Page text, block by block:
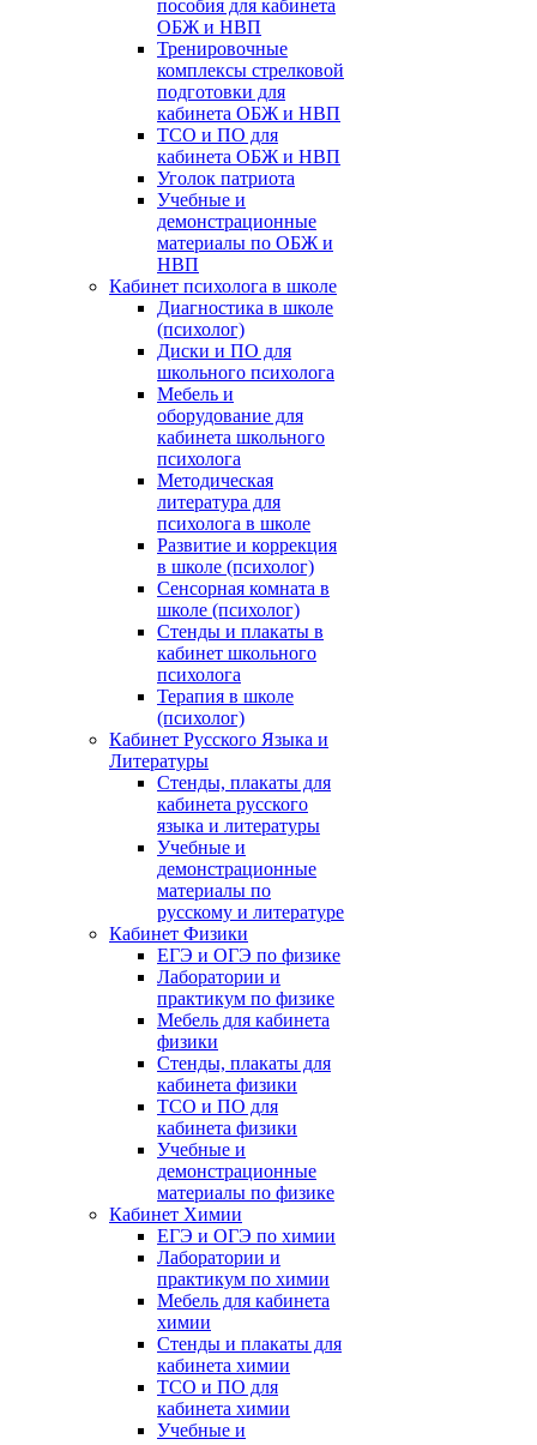
пособия для кабинета
ОБЖ и НВП
Тренировочные
комплексы стрелковой
подготовки для
кабинета ОБЖ и НВП
ТСО и ПО для
кабинета ОБЖ и НВП
Уголок патриота
Учебные и
демонстрационные
материалы по ОБЖ и
НВП
Кабинет психолога в школе
Диагностика в школе
(психолог)
Диски и ПО для
школьного психолога
Мебель и
оборудование для
кабинета школьного
психолога
Методическая
литература для
психолога в школе
Развитие и коррекция
в школе (психолог)
Сенсорная комната в
школе (психолог)
Стенды и плакаты в
кабинет школьного
психолога
Терапия в школе
(психолог)
Кабинет Русского Языка и
Литературы
Стенды, плакаты для
кабинета русского
языка и литературы
Учебные и
демонстрационные
материалы по
русскому и литературе
Кабинет Физики
ЕГЭ и ОГЭ по физике
Лаборатории и
практикум по физике
Мебель для кабинета
физики
Стенды, плакаты для
кабинета физики
ТСО и ПО для
кабинета физики
Учебные и
демонстрационные
материалы по физике
Кабинет Химии
ЕГЭ и ОГЭ по химии
Лаборатории и
практикум по химии
Мебель для кабинета
химии
Стенды и плакаты для
кабинета химии
ТСО и ПО для
кабинета химии
Учебные и